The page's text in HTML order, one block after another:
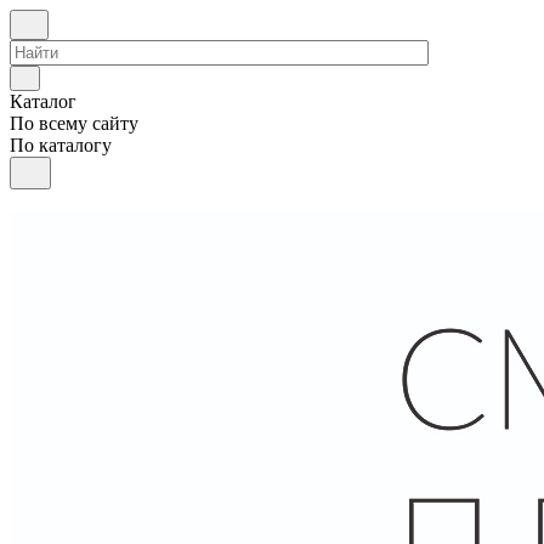
Каталог
По всему сайту
По каталогу